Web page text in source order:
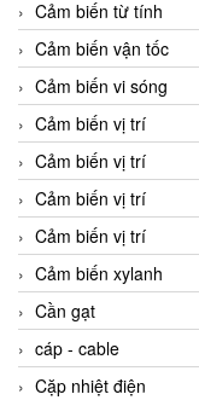
Cảm biến từ tính
Cảm biến vận tốc
Cảm biến vi sóng
Cảm biến vị trí
Cảm biến vị trí
Cảm biến vị trí
Cảm biến vị trí
Cảm biến xylanh
Cần gạt
cáp - cable
Cặp nhiệt điện